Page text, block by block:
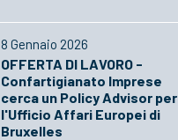
8 Gennaio 2026
OFFERTA DI LAVORO -
Confartigianato Imprese
cerca un Policy Advisor per
l'Ufficio Affari Europei di
Bruxelles